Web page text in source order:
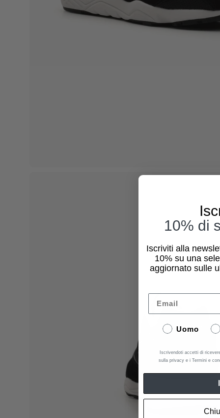
10% di
Iscriviti alla
10% su una
aggiornato sulle
Email
Uomo
Iscrivendoti accetti di
sulla privacy e i Termini e